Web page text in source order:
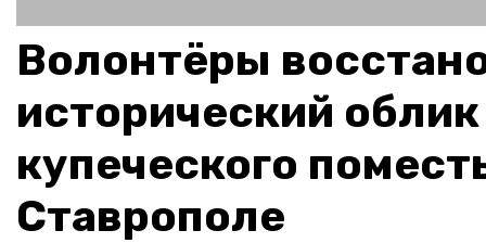
Волонтёры
исторический облик
купеческого
Ставрополе